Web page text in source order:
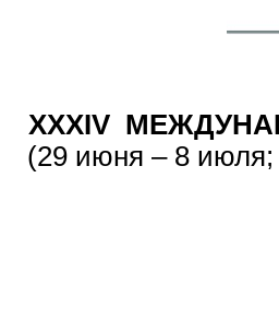
ХХХIV
(29 июня – 8 июля;